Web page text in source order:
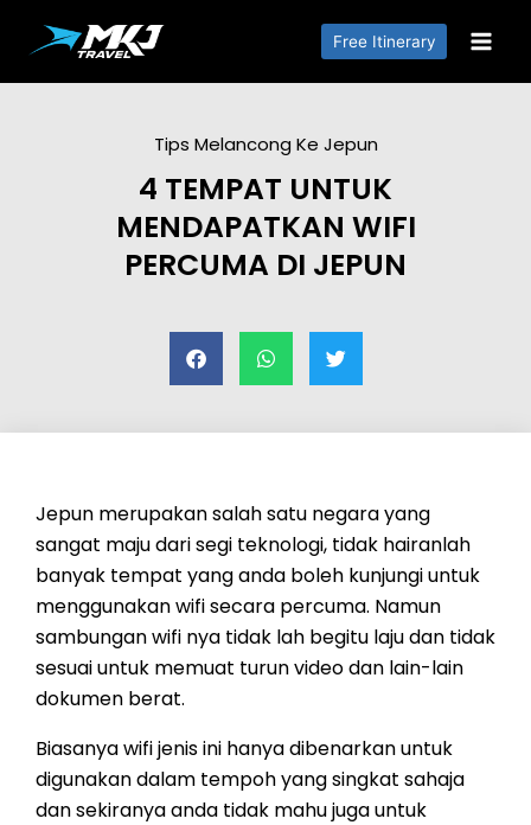
Free Itinerary
Tips Melancong Ke Jepun
4 TEMPAT UNTUK
MENDAPATKAN WIFI
PERCUMA DI JEPUN
Jepun merupakan salah satu negara yang
sangat maju dari segi teknologi, tidak hairanlah
banyak tempat yang anda boleh kunjungi untuk
menggunakan wifi secara percuma. Namun
sambungan wifi nya tidak lah begitu laju dan tidak
sesuai untuk memuat turun video dan lain-lain
dokumen berat.
Biasanya wifi jenis ini hanya dibenarkan untuk
digunakan dalam tempoh yang singkat sahaja
dan sekiranya anda tidak mahu juga untuk